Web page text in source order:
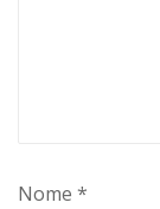
Nome *